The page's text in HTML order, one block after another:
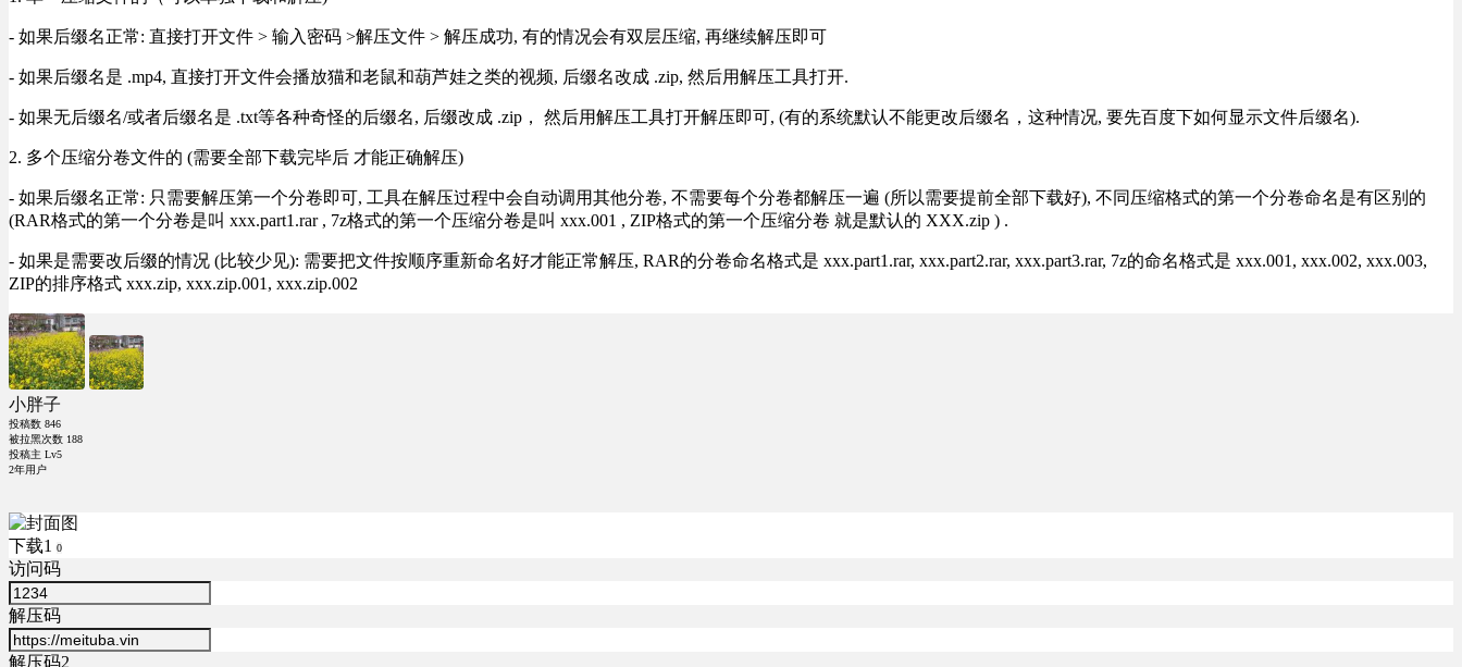
- 如果后缀名正常: 直接打开文件 > 输入密码 >解压文件 > 解压成功, 有的情况会有双层压缩, 再继续解压即可
- 如果后缀名是 .mp4, 直接打开文件会播放猫和老鼠和葫芦娃之类的视频, 后缀名改成 .zip, 然后用解压工具打开.
- 如果无后缀名/或者后缀名是 .txt等各种奇怪的后缀名, 后缀改成 .zip， 然后用解压工具打开解压即可, (有的系统默认不能更改后缀名，这种情况, 要先百度下如何显示文件后缀名).
2. 多个压缩分卷文件的 (需要全部下载完毕后 才能正确解压)
- 如果后缀名正常: 只需要解压第一个分卷即可, 工具在解压过程中会自动调用其他分卷, 不需要每个分卷都解压一遍 (所以需要提前全部下载好), 不同压缩格式的第一个分卷命名是有区别的
(RAR格式的第一个分卷是叫 xxx.part1.rar , 7z格式的第一个压缩分卷是叫 xxx.001 , ZIP格式的第一个压缩分卷 就是默认的 XXX.zip ) .
- 如果是需要改后缀的情况 (比较少见): 需要把文件按顺序重新命名好才能正常解压, RAR的分卷命名格式是 xxx.part1.rar, xxx.part2.rar, xxx.part3.rar, 7z的命名格式是 xxx.001, xxx.002, xxx.003,
ZIP的排序格式 xxx.zip, xxx.zip.001, xxx.zip.002
小胖子
投稿数 846
被拉黑次数 188
投稿主 Lv5
2年用户
下载1 0
访问码
解压码
解压码2